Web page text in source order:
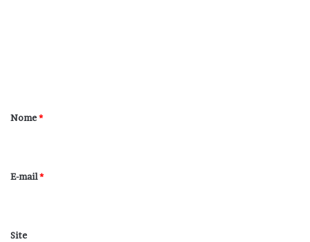
r
*
Nome*
E-mail*
Site